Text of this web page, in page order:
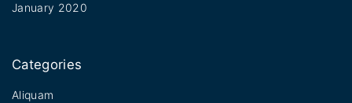
January 2020
Categories
Aliquam